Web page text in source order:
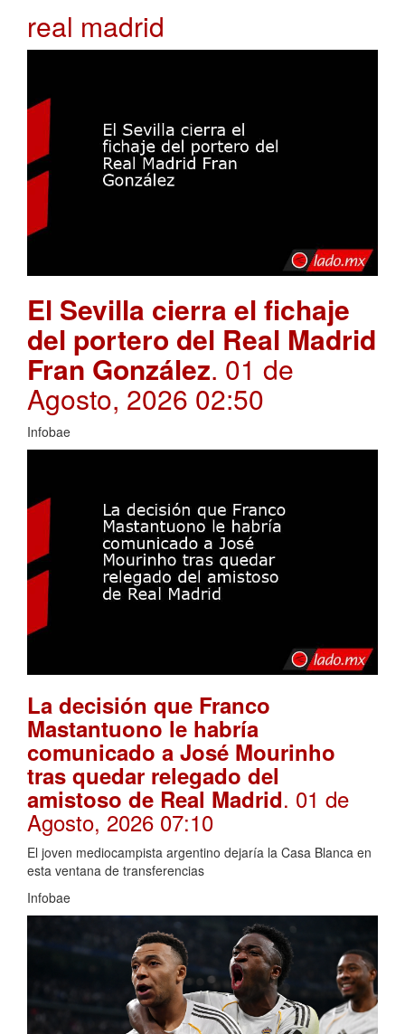
real madrid
El Sevilla cierra el fichaje
del portero del Real Madrid
Fran González. 01 de
Agosto, 2026 02:50
Infobae
La decisión que Franco
Mastantuono le habría
comunicado a José Mourinho
tras quedar relegado del
amistoso de Real Madrid. 01 de
Agosto, 2026 07:10
El joven mediocampista argentino dejaría la Casa Blanca en
esta ventana de transferencias
Infobae